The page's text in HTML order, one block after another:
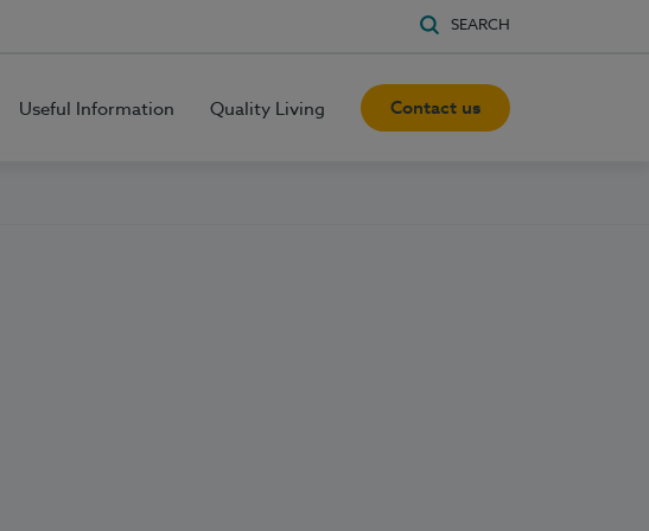
SEARCH
Useful Information Quality Living Contact us